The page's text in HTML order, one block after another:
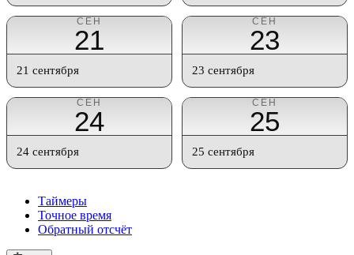
СЕН
21
21 сентября
СЕН
23
23 сентября
СЕН
24
24 сентября
СЕН
25
25 сентября
Таймеры
Точное время
Обратный отсчёт